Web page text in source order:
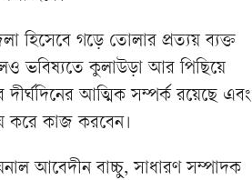
হিসেবে গড়ে তোলার প্রত্যয় ব্যক্ত
ভবিষ্যতে কুলাউড়া আর পিছিয়ে
আত্মিক সম্পর্ক রয়েছে এবং
করে কাজ করবেন।
আবেদীন বাচ্চু, সাধারণ সম্পাদক